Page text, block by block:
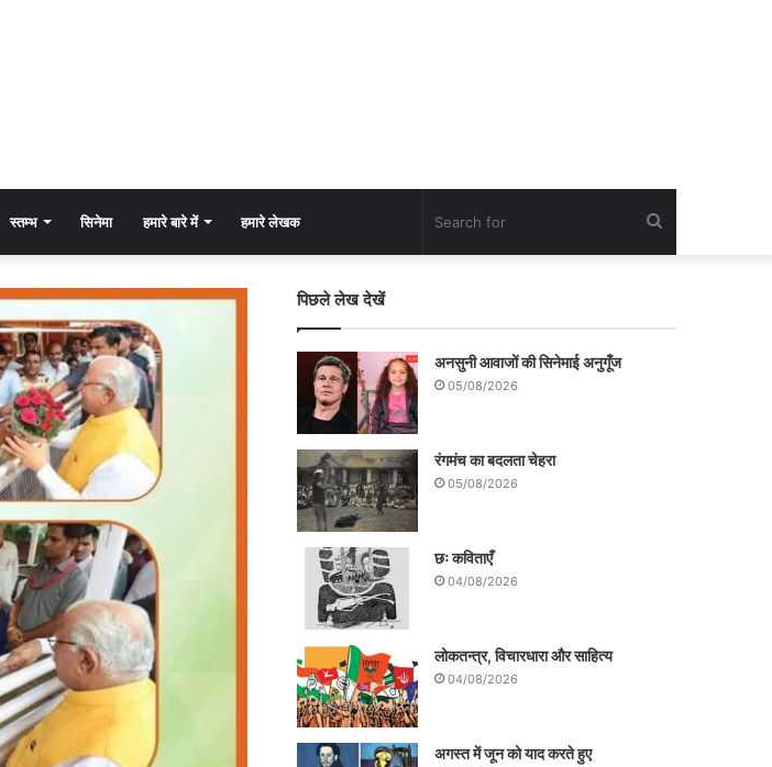
स्तम्भ सिनेमा हमारे बारे में हमारे लेखक
पिछले लेख देखें
अनसुनी आवाजों की सिनेमाई अनुगूँज
05/08/2026
रंगमंच का बदलता चेहरा
05/08/2026
छः कविताएँ
04/08/2026
लोकतन्त्र, विचारधारा और साहित्य
04/08/2026
अगस्त में जून को याद करते हुए